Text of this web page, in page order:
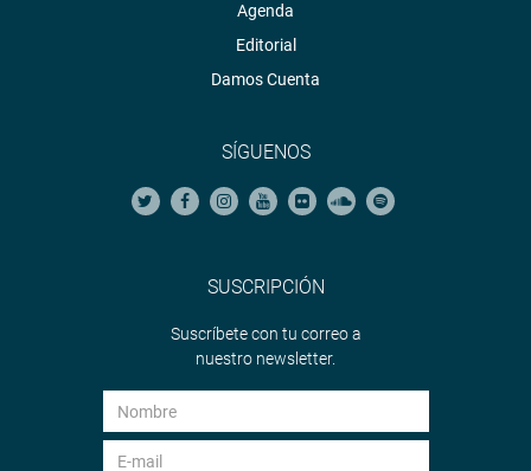
Agenda
Editorial
Damos Cuenta
SÍGUENOS
SUSCRIPCIÓN
Suscríbete con tu correo a
nuestro newsletter.